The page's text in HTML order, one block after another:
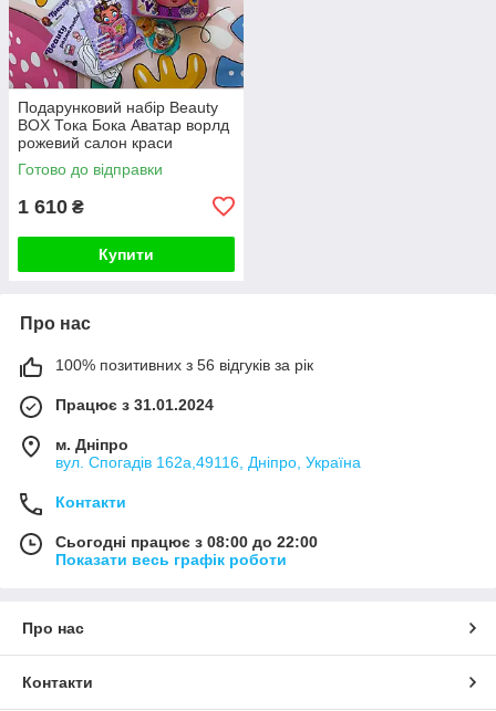
Подарунковий набір Beauty
BOX Тока Бока Аватар ворлд
рожевий салон краси
подружки
Готово до відправки
1 610 ₴
Купити
Про нас
100% позитивних з 56 відгуків за рік
Працює з 31.01.2024
м. Дніпро
вул. Спогадів 162а,49116, Дніпро, Україна
Контакти
Сьогодні працює з 08:00 до 22:00
Показати весь графік роботи
Про нас
Контакти